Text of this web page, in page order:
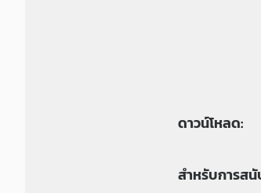
ดาวน์โหลด:
สำหรับการส